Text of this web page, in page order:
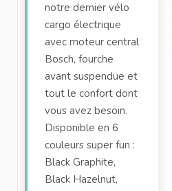
notre dernier vélo
cargo électrique
avec moteur central
Bosch, fourche
avant suspendue et
tout le confort dont
vous avez besoin.
Disponible en 6
couleurs super fun :
Black Graphite,
Black Hazelnut,